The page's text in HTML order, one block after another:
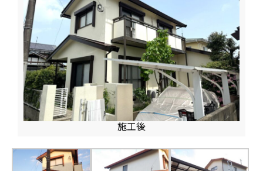
施工後